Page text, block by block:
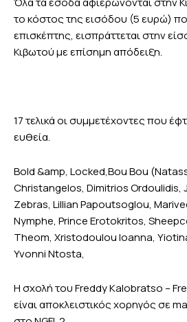
το κόστος της εισόδου (5 ευρώ)
επισκέπτης, εισπράττεται στην
Κιβωτού με επίσημη απόδειξη.
17 τελικά οι συμμετέχοντες που
ευθεία.
Bold &amp, Locked,Bou Bou
Christangelos, Dimitrios Ordoulidis,
Zebras, Lillian Papoutsoglou,
Nymphe, Prince Erotokritos,
Theom, Xristodoulou Ioanna,
Yvonni Ntosta,
Η σχολή του Freddy Κalobratso –
είναι αποκλειστικός χορηγός σε